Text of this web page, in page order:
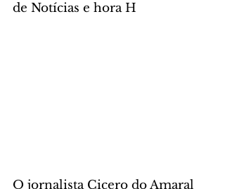
de Notícias e hora H
O jornalista Cicero do Amaral